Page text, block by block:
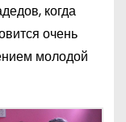
когда
очень
молодой